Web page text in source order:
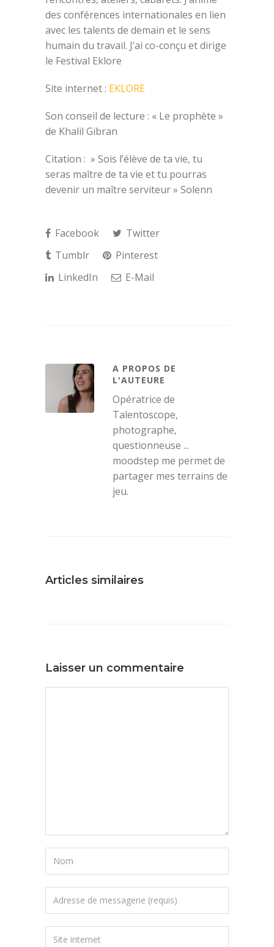
des conférences internationales en lien
avec les talents de demain et le sens
humain du travail. J’ai co-conçu et dirige
le Festival Eklore
Site internet : EKLORE
Son conseil de lecture : « Le prophète »
de Khalil Gibran
Citation : » Sois l’élève de ta vie, tu
seras maître de ta vie et tu pourras
devenir un maître serviteur » Solenn
Facebook
Twitter
Tumblr
Pinterest
LinkedIn
E-Mail
A PROPOS DE
L'AUTEURE
Opératrice de
Talentoscope,
photographe,
questionneuse ...
moodstep me permet de
partager mes terrains de
jeu.
Articles similaires
Laisser un commentaire